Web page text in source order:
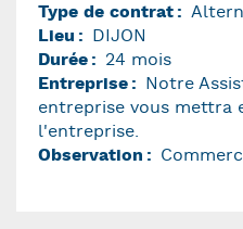
Type de contrat
Lieu
DIJON
Durée
24 mois
Entreprise
Notre
entreprise vous mettra
l'entreprise.
Observation